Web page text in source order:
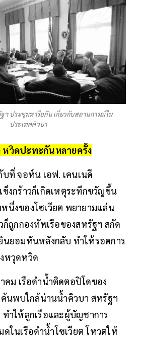
ฯ ประชุมหารือกัน เกี่ยวกับสถานการณ์ใน
ประเทศคิวบา
หวิดปะทะกันหลายครั้ง
บที่ จอห์น เอฟ. เคนเนดี
งกร้าวก็เกิดเหตุระทึกขวัญขึ้น
นึ่งของโซเวียต พยายามแล่น
ก็ถูกกองทัพเรือของสหรัฐฯ สกัด
นยอมหันหลังกลับ ทำให้รอดการ
หวุดหวิด
คม เรือดำน้ำติดตอปิโดของ
ค้นพบใกล้น่านน้ำคิวบา สหรัฐฯ
ทำให้ลูกเรือและผู้บัญชาการ
ในเรือดำน้ำโซเวียต โหวตให้